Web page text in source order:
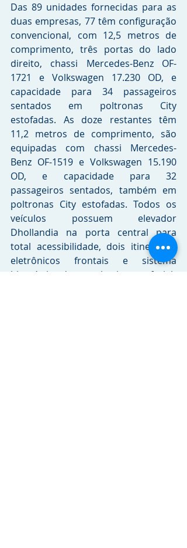
Das 89 unidades fornecidas para as
duas empresas, 77 têm configuração
convencional, com 12,5 metros de
comprimento, três portas do lado
direito, chassi Mercedes-Benz OF-
1721 e Volkswagen 17.230 OD, e
capacidade para 34 passageiros
sentados em poltronas City
estofadas. As doze restantes têm
11,2 metros de comprimento, são
equipadas com chassi Mercedes-
Benz OF-1519 e Volkswagen 15.190
OD, e capacidade para 32
passageiros sentados, também em
poltronas City estofadas. Todos os
veículos possuem elevador
Dhollandia na porta central para
total acessibilidade, dois itinerários
eletrônicos frontais e sistema
biométrico de reconhecimento facial.